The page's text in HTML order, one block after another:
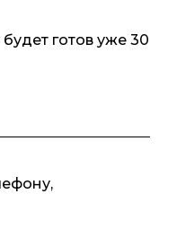
готов уже 30